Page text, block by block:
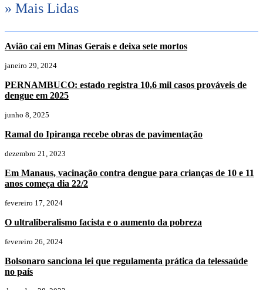
» Mais Lidas
Avião cai em Minas Gerais e deixa sete mortos
janeiro 29, 2024
PERNAMBUCO: estado registra 10,6 mil casos prováveis de
dengue em 2025
junho 8, 2025
Ramal do Ipiranga recebe obras de pavimentação
dezembro 21, 2023
Em Manaus, vacinação contra dengue para crianças de 10 e 11
anos começa dia 22/2
fevereiro 17, 2024
O ultraliberalismo facista e o aumento da pobreza
fevereiro 26, 2024
Bolsonaro sanciona lei que regulamenta prática da telessaúde
no país